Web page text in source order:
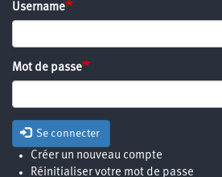
Username
Mot de passe
Se connecter
Créer un nouveau compte
Réinitialiser votre mot de passe